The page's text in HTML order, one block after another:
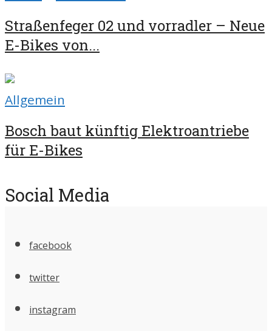
Straßenfeger 02 und vorradler – Neue
E-Bikes von...
Allgemein
Bosch baut künftig Elektroantriebe
für E-Bikes
Social Media
facebook
twitter
instagram